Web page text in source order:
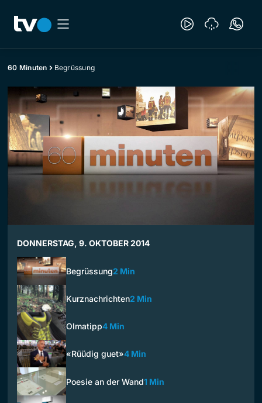
60 Minuten Begrüssung
DONNERSTAG, 9. OKTOBER 2014
Begrüssung2 Min
Kurznachrichten2 Min
Olmatipp4 Min
«Rüüdig guet»4 Min
Poesie an der Wand1 Min